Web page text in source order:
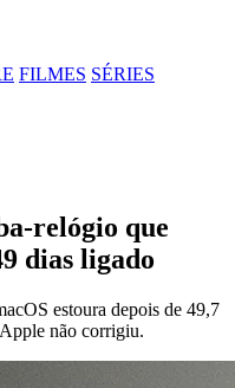
FILMES SÉRIES
relógio que
dias ligado
estoura depois de 49,7
não corrigiu.